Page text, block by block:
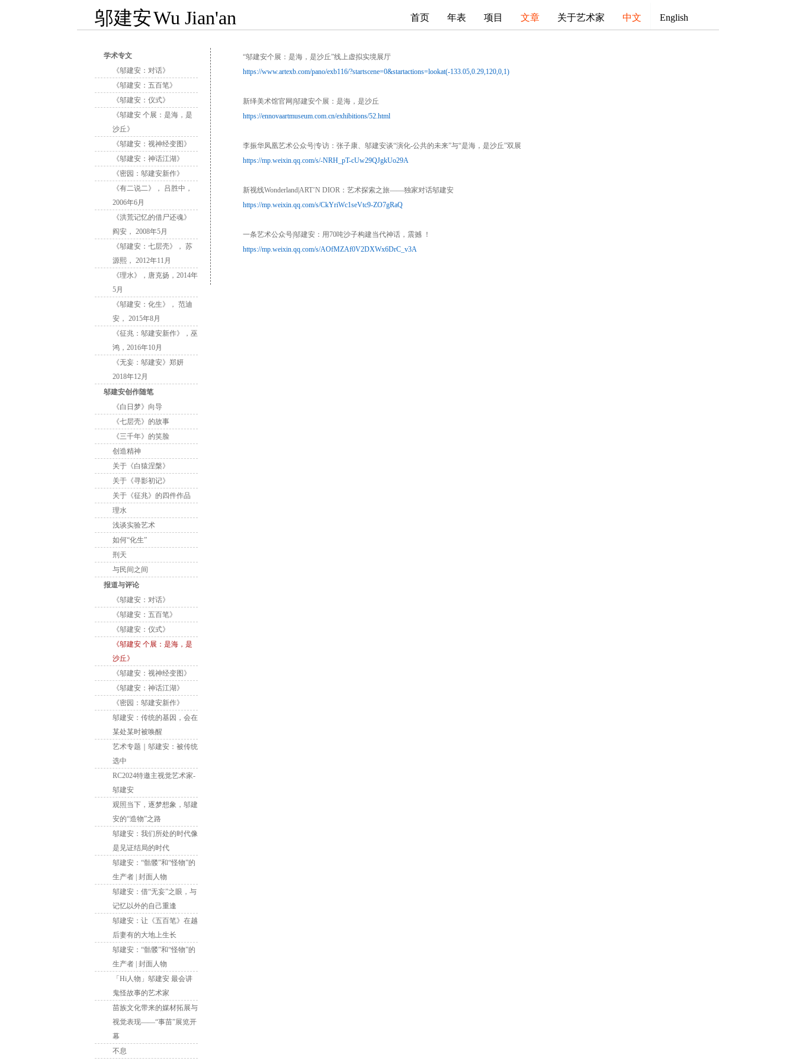
邬建安Wu Jian'an 首页 年表 项目 文章 关于艺术家 中文 English
学术专文
《邬建安：对话》
《邬建安：五百笔》
《邬建安：仪式》
《邬建安 个展：是海，是
沙丘》
《邬建安：视神经变图》
《邬建安：神话江湖》
《密园：邬建安新作》
《有二说二》， 吕胜中，
2006年6月
《洪荒记忆的借尸还魂》
阎安， 2008年5月
《邬建安：七层壳》， 苏
源熙， 2012年11月
《理水》，唐克扬，2014年
5月
《邬建安：化生》， 范迪
安， 2015年8月
《征兆：邬建安新作》，巫
鸿，2016年10月
《无妄：邬建安》郑妍
2018年12月
邬建安创作随笔
《白日梦》向导
《七层壳》的故事
《三千年》的笑脸
创造精神
关于《白猿涅槃》
关于《寻影初记》
关于《征兆》的四件作品
理水
浅谈实验艺术
如何“化生”
刑天
与民间之间
报道与评论
《邬建安：对话》
《邬建安：五百笔》
《邬建安：仪式》
《邬建安 个展：是海，是
沙丘》
《邬建安：视神经变图》
《邬建安：神话江湖》
《密园：邬建安新作》
邬建安：传统的基因，会在
某处某时被唤醒
艺术专题｜邬建安：被传统
选中
RC2024特邀主视觉艺术家-
邬建安
观照当下，逐梦想象，邬建
安的“造物”之路
邬建安：我们所处的时代像
是见证结局的时代
邬建安：“骷髅”和“怪物”的
生产者 | 封面人物
邬建安：借“无妄”之眼，与
记忆以外的自己重逢
邬建安：让《五百笔》在越
后妻有的大地上生长
邬建安：“骷髅”和“怪物”的
生产者 | 封面人物
「Hi人物」邬建安 最会讲
鬼怪故事的艺术家
苗族文化带来的媒材拓展与
视觉表现——“事苗”展览开
幕
不息
“邬建安个展：是海，是沙丘”线上虚拟实境展厅
https://www.artexb.com/pano/exb116/?startscene=0&startactions=lookat(-133.05,0.29,120,0,1)
新绎美术馆官⽹|邬建安个展：是海，是沙丘
https://ennovaartmuseum.com.cn/exhibitions/52.html
李振华凤凰艺术公众号|专访：张⼦康、邬建安谈“演化-公共的未来”与“是海，是沙丘”双展
https://mp.weixin.qq.com/s/-NRH_pT-cUw29QJgkUo29A
新视线Wonderland|ART’N DIOR：艺术探索之旅——独家对话邬建安
https://mp.weixin.qq.com/s/CkYriWc1seVtc9-ZO7gRaQ
⼀条艺术公众号|邬建安：⽤70吨沙⼦构建当代神话，震撼 ！
https://mp.weixin.qq.com/s/AOfMZAf0V2DXWx6DrC_v3A